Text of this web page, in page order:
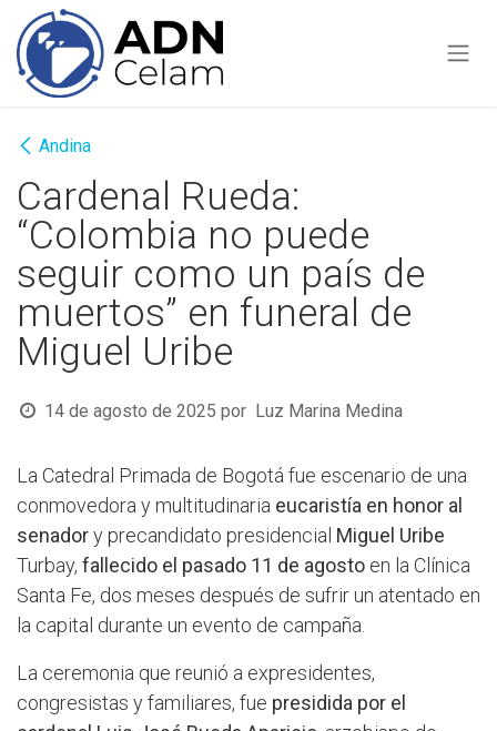
Ir al contenido
Andina
Cardenal Rueda:
“Colombia no puede
seguir como un país de
muertos” en funeral de
Miguel Uribe
14 de agosto de 2025 por Luz Marina Medina
La Catedral Primada de Bogotá fue escenario de una
conmovedora y multitudinaria eucaristía en honor al
senadory precandidato presidencial Miguel Uribe
Turbay, fallecido el pasado 11 de agosto en la Clínica
Santa Fe, dos meses después de sufrir un atentado en
la capital durante un evento de campaña.
La ceremonia que reunió a expresidentes,
congresistas y familiares, fue presidida por el